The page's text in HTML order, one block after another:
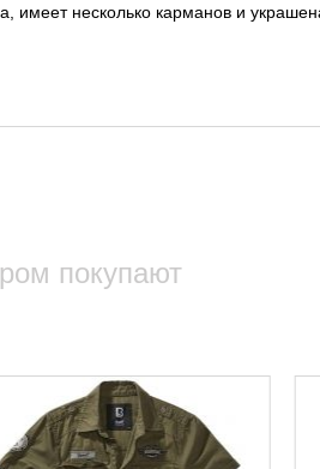
имеет несколько карманов и
покупают